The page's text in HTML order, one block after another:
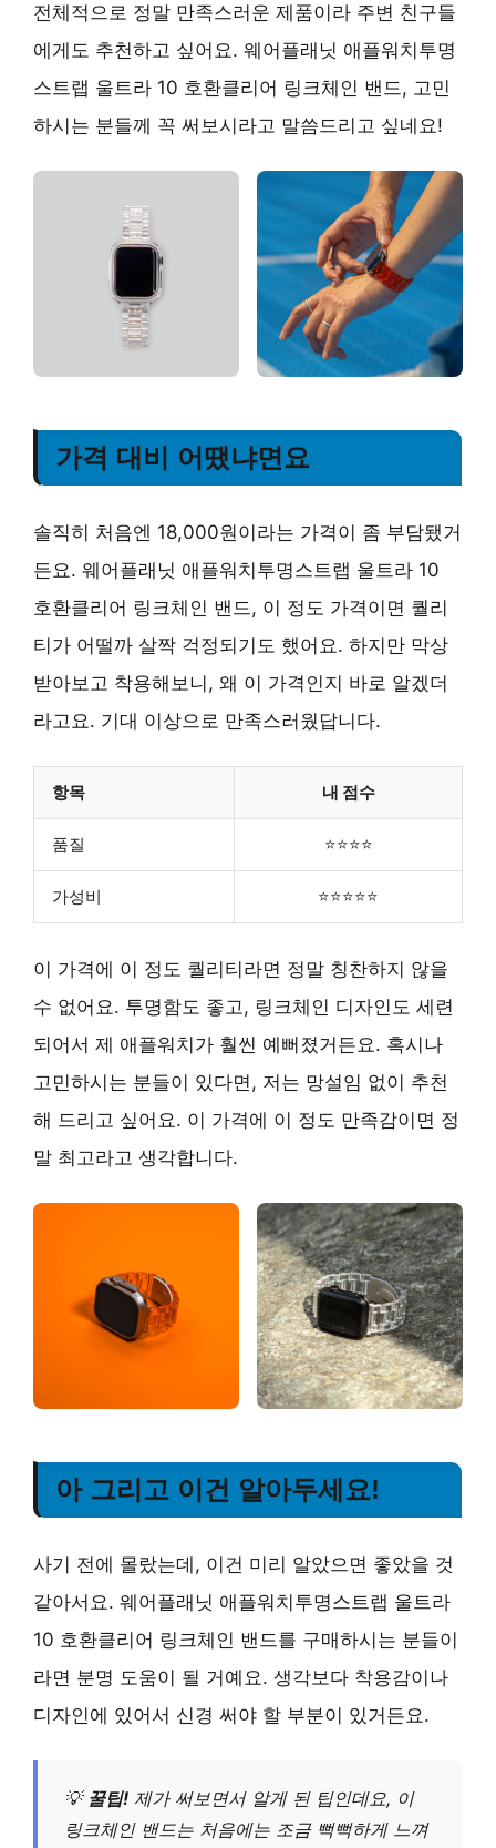
전체적으로 정말 만족스러운 제품이라 주변 친구들
에게도 추천하고 싶어요. 웨어플래닛 애플워치투명
스트랩 울트라 10 호환클리어 링크체인 밴드, 고민
하시는 분들께 꼭 써보시라고 말씀드리고 싶네요!
가격 대비 어땠냐면요
솔직히 처음엔 18,000원이라는 가격이 좀 부담됐거
든요. 웨어플래닛 애플워치투명스트랩 울트라 10
호환클리어 링크체인 밴드, 이 정도 가격이면 퀄리
티가 어떨까 살짝 걱정되기도 했어요. 하지만 막상
받아보고 착용해보니, 왜 이 가격인지 바로 알겠더
라고요. 기대 이상으로 만족스러웠답니다.
항목 내 점수
품질 ⭐⭐⭐⭐
가성비 ⭐⭐⭐⭐⭐
이 가격에 이 정도 퀄리티라면 정말 칭찬하지 않을
수 없어요. 투명함도 좋고, 링크체인 디자인도 세련
되어서 제 애플워치가 훨씬 예뻐졌거든요. 혹시나
고민하시는 분들이 있다면, 저는 망설임 없이 추천
해 드리고 싶어요. 이 가격에 이 정도 만족감이면 정
말 최고라고 생각합니다.
아 그리고 이건 알아두세요!
사기 전에 몰랐는데, 이건 미리 알았으면 좋았을 것
같아서요. 웨어플래닛 애플워치투명스트랩 울트라
10 호환클리어 링크체인 밴드를 구매하시는 분들이
라면 분명 도움이 될 거예요. 생각보다 착용감이나
디자인에 있어서 신경 써야 할 부분이 있거든요.
💡 꿀팁! 제가 써보면서 알게 된 팁인데요, 이
링크체인 밴드는 처음에는 조금 뻑뻑하게 느껴